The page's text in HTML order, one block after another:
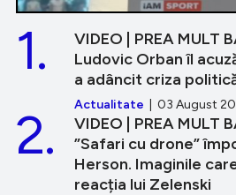
VIDEO | PREA MULT
Ludovic Orban îl
a adâncit criza
Actualitate | 03 August
1.
VIDEO | PREA MULT
”Safari cu drone”
Herson. Imaginile
reacția lui Zelenski
2.